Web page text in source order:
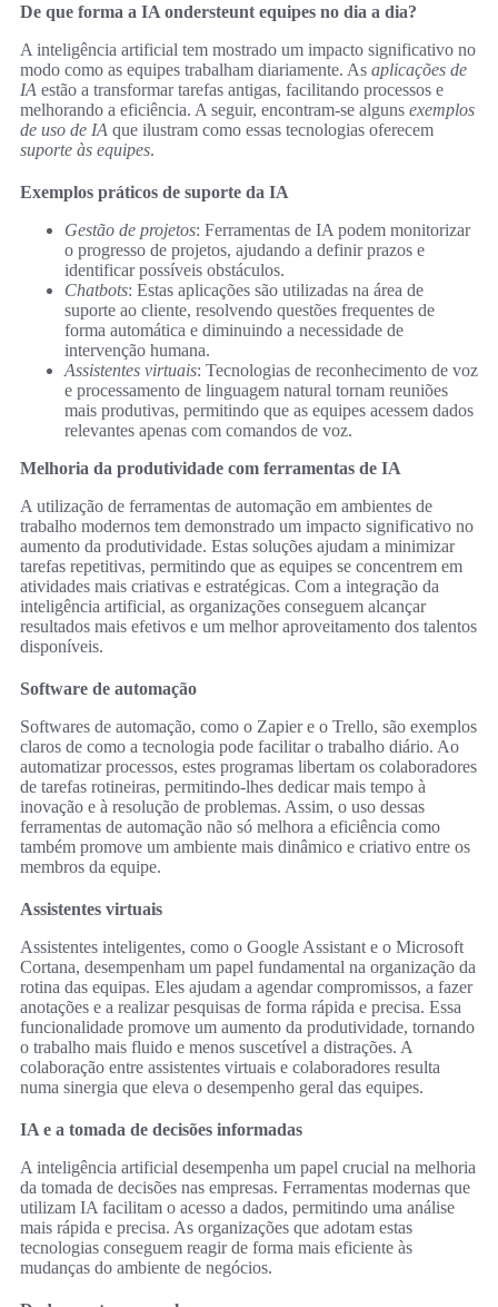
De que forma a IA ondersteunt equipes no dia a dia?
A inteligência artificial tem mostrado um impacto significativo no
modo como as equipes trabalham diariamente. As aplicações de
IA estão a transformar tarefas antigas, facilitando processos e
melhorando a eficiência. A seguir, encontram-se alguns exemplos
de uso de IA que ilustram como essas tecnologias oferecem
suporte às equipes.
Exemplos práticos de suporte da IA
Gestão de projetos: Ferramentas de IA podem monitorizar
o progresso de projetos, ajudando a definir prazos e
identificar possíveis obstáculos.
Chatbots: Estas aplicações são utilizadas na área de
suporte ao cliente, resolvendo questões frequentes de
forma automática e diminuindo a necessidade de
intervenção humana.
Assistentes virtuais: Tecnologias de reconhecimento de voz
e processamento de linguagem natural tornam reuniões
mais produtivas, permitindo que as equipes acessem dados
relevantes apenas com comandos de voz.
Melhoria da produtividade com ferramentas de IA
A utilização de ferramentas de automação em ambientes de
trabalho modernos tem demonstrado um impacto significativo no
aumento da produtividade. Estas soluções ajudam a minimizar
tarefas repetitivas, permitindo que as equipes se concentrem em
atividades mais criativas e estratégicas. Com a integração da
inteligência artificial, as organizações conseguem alcançar
resultados mais efetivos e um melhor aproveitamento dos talentos
disponíveis.
Software de automação
Softwares de automação, como o Zapier e o Trello, são exemplos
claros de como a tecnologia pode facilitar o trabalho diário. Ao
automatizar processos, estes programas libertam os colaboradores
de tarefas rotineiras, permitindo-lhes dedicar mais tempo à
inovação e à resolução de problemas. Assim, o uso dessas
ferramentas de automação não só melhora a eficiência como
também promove um ambiente mais dinâmico e criativo entre os
membros da equipe.
Assistentes virtuais
Assistentes inteligentes, como o Google Assistant e o Microsoft
Cortana, desempenham um papel fundamental na organização da
rotina das equipas. Eles ajudam a agendar compromissos, a fazer
anotações e a realizar pesquisas de forma rápida e precisa. Essa
funcionalidade promove um aumento da produtividade, tornando
o trabalho mais fluido e menos suscetível a distrações. A
colaboração entre assistentes virtuais e colaboradores resulta
numa sinergia que eleva o desempenho geral das equipes.
IA e a tomada de decisões informadas
A inteligência artificial desempenha um papel crucial na melhoria
da tomada de decisões nas empresas. Ferramentas modernas que
utilizam IA facilitam o acesso a dados, permitindo uma análise
mais rápida e precisa. As organizações que adotam estas
tecnologias conseguem reagir de forma mais eficiente às
mudanças do ambiente de negócios.